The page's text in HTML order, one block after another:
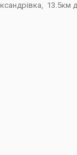
13.5км